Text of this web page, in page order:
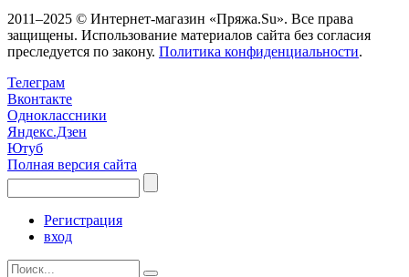
2011–2025 © Интернет-магазин «Пряжа.Su». Все права
защищены. Использование материалов сайта без согласия
преследуется по закону. Политика конфиденциальности.
Телеграм
Вконтакте
Одноклассники
Яндекс.Дзен
Ютуб
Полная версия сайта
Регистрация
вход